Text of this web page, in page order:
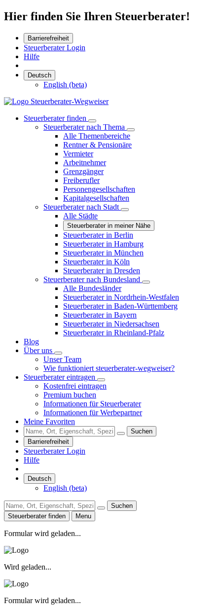
Hier finden Sie Ihren Steuerberater!
Barrierefreiheit
Steuerberater Login
Hilfe
Deutsch
English (beta)
Steuerberater finden
Steuerberater nach Thema
Alle Themenbereiche
Rentner & Pensionäre
Vermieter
Arbeitnehmer
Grenzgänger
Freiberufler
Personengesellschaften
Kapitalgesellschaften
Steuerberater nach Stadt
Alle Städte
Steuerberater in meiner Nähe
Steuerberater in Berlin
Steuerberater in Hamburg
Steuerberater in München
Steuerberater in Köln
Steuerberater in Dresden
Steuerberater nach Bundesland
Alle Bundesländer
Steuerberater in Nordrhein-Westfalen
Steuerberater in Baden-Württemberg
Steuerberater in Bayern
Steuerberater in Niedersachsen
Steuerberater in Rheinland-Pfalz
Blog
Über uns
Unser Team
Wie funktioniert steuerberater-wegweiser?
Steuerberater eintragen
Kostenfrei eintragen
Premium buchen
Informationen für Steuerberater
Informationen für Werbepartner
Meine Favoriten
Suchen
Barrierefreiheit
Steuerberater Login
Hilfe
Deutsch
English (beta)
Suchen
Steuerberater finden
Menu
Formular wird geladen...
Wird geladen...
Formular wird geladen...